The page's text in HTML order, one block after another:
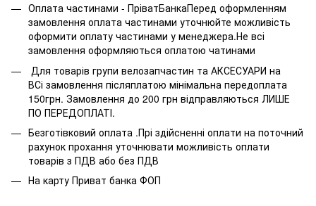
Оплата частинами - ПріватБанкаПеред оформленням
замовлення оплата частинами уточнюйте можливість
оформити оплату частинами у менеджера.Не всі
замовлення оформляються оплатою чатинами
Для товарів групи велозапчастин та АКСЕСУАРИ на
ВСі замовлення післяплатою мінімальна передоплата
150грн. Замовлення до 200 грн відправляються ЛИШЕ
ПО ПЕРЕДОПЛАТІ.
Безготівковий оплата .Прі здійсненні оплати на поточний
рахунок прохання уточнювати можливість оплати
товарів з ПДВ або без ПДВ
На карту Приват банка ФОП